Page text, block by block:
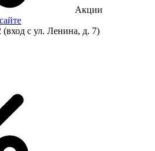
Акции
с ул. Ленина, д. 7)